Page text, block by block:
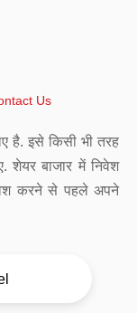
Us
है. इसे किसी भी तरह
शेयर बाजार में निवेश
करने से पहले अपने